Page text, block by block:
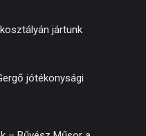
jártunk
jótékonysági